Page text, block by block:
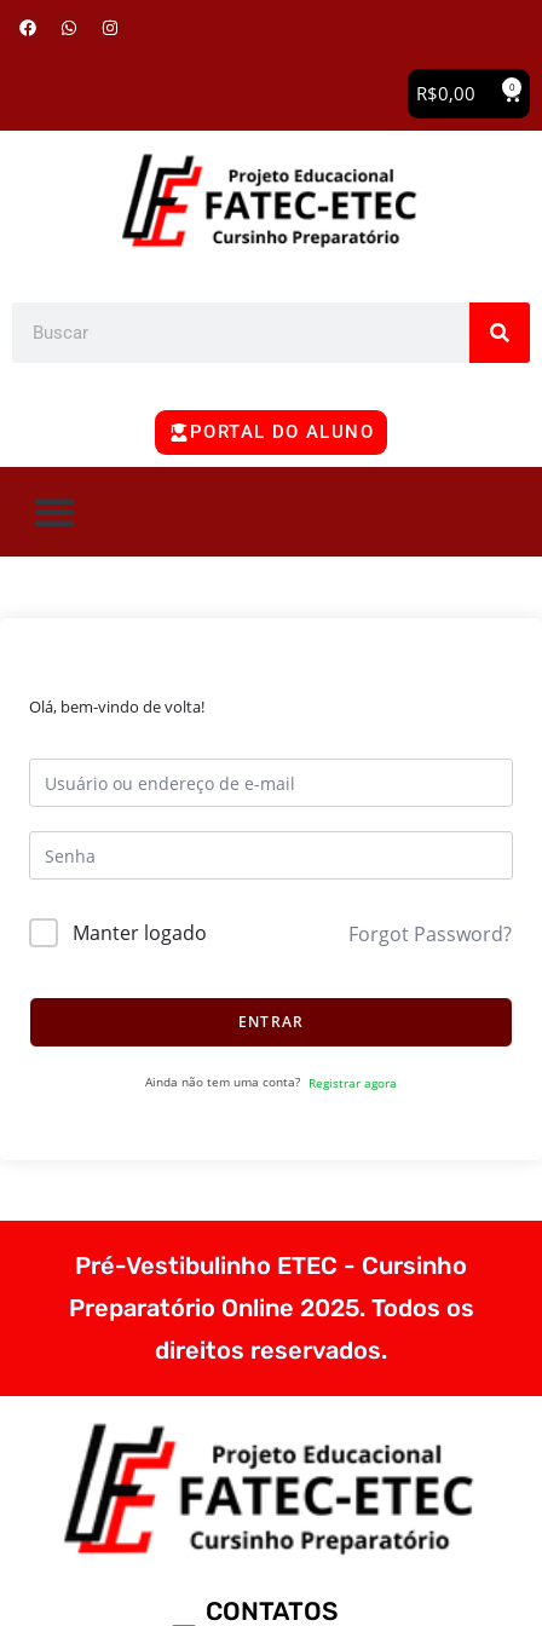
R$0,00 0
PORTAL DO ALUNO
Olá, bem-vindo de volta!
Manter logado Forgot Password?
ENTRAR
Ainda não tem uma conta? Registrar agora
Pré-Vestibulinho ETEC - Cursinho
Preparatório Online 2025. Todos os
direitos reservados.
CONTATOS